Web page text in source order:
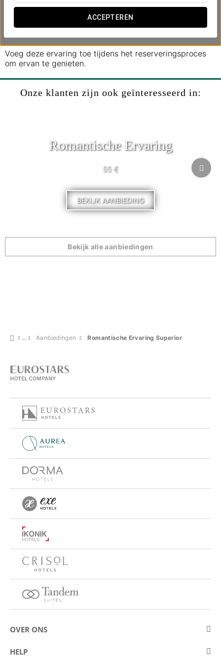
ACCEPTEREN
- Fruit en een welkomstcocktail.
- Rondvaart over de Donau (duur: 1 uur) en een
wandeling op Margaretha-eiland.
Voeg deze ervaring toe tijdens het reserveringsproces
om ervan te genieten.
Onze klanten zijn ook geïnteresseerd in:
Romantische Ervaring
55 €
BEKIJK AANBIEDING
Bekijk alle aanbiedingen
Aanbiedingen Romantische Ervaring Superior
OVER ONS
Over Eurostars Hotel Company
HELP